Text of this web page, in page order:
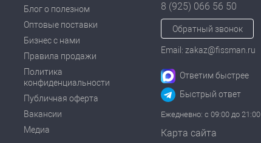
Блог о полезном
Оптовые поставки
Бизнес с нами
Правила продажи
Политика
конфиденциальности
Публичная оферта
Вакансии
Медиа
8 (925) 066 56 50
Обратный звонок
Email: zakaz@fissman.ru
Ответим быстрее
Быстрый ответ
Ежедневно: с 09:00 до 21:00
Карта сайта